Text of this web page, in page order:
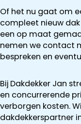
Of het nu gaat om
compleet nieuw
een op maat
nemen we contact
bespreken en
Bij Dakdekker Jan
en concurrerende
verborgen kosten.
dakdekkerspartner